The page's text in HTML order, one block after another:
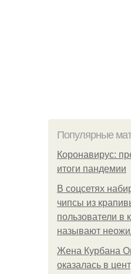
Популярные
Коронавирус:
итоги пандемии
В соцсетях
чипсы из
пользователи в
называют
Жена Курбана
оказалась в